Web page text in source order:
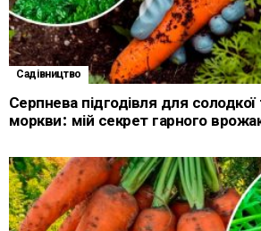
Садівництво
Серпнева підгодівля для солодкої
моркви: мій секрет гарного